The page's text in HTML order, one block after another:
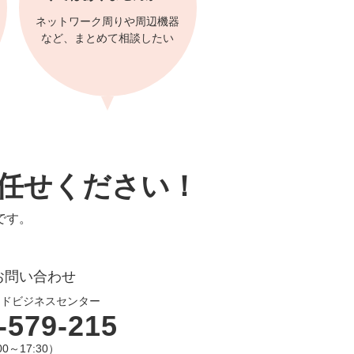
ネットワーク周りや周辺機器
など、まとめて相談したい
せください！
。
問い合わせ
ビジネスセンター
215
～17:30）